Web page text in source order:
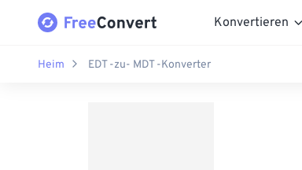
Konvertieren
Heim EDT -zu- MDT -Konverter